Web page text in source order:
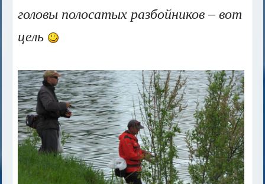
головы полосатых разбойников – вот
цель